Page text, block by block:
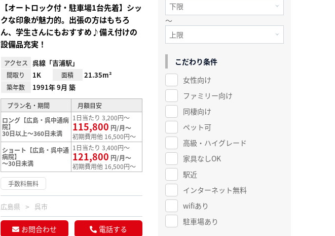
【オートロック付・駐車場1台先着】シッ
クな印象が魅力的。出張の方はもちろ
ん、学生さんにもおすすめ♪備え付けの
設備品充実！
アクセス 呉線「吉浦駅」
間取り 1K 面積 21.35m²
築年数 1991年 9月 築
プラン名・期間
月額目安
ロング【広島・呉中通病
院】
30日以上～360日未満
1日当たり 3,200円～
115,800 円/月～
初期費用他 16,500円～
ショート【広島・呉中通
病院】
～30日未満
1日当たり 3,400円～
121,800 円/月～
初期費用他 16,500円～
手数料無料
広島県 呉市
お問合わせ 電話する
～
こだわり条件
女性向け
ファミリー向け
同棲向け
ペット可
高級・ハイグレード
家具なしOK
駅近
インターネット無料
wifiあり
駐車場あり